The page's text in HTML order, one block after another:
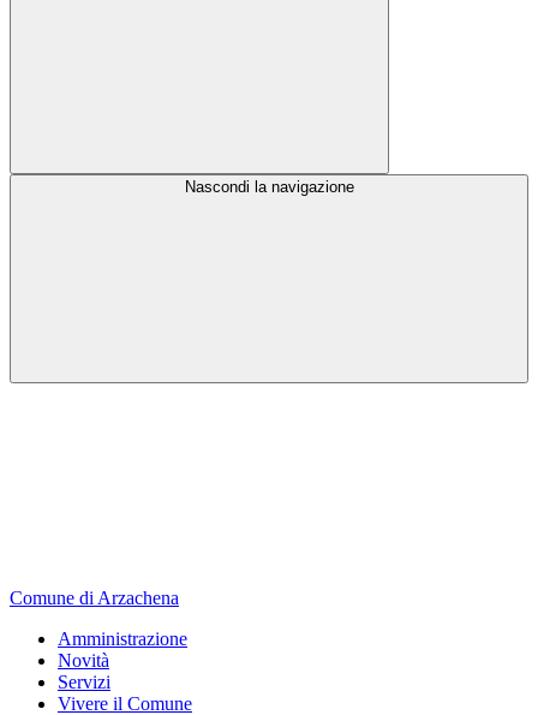
Nascondi la navigazione
Comune di Arzachena
Amministrazione
Novità
Servizi
Vivere il Comune